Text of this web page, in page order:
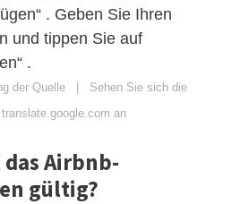
. Geben Sie Ihren
und tippen Sie auf
.
der Quelle | Sehen Sie sich die
an
Airbnb-
gültig?